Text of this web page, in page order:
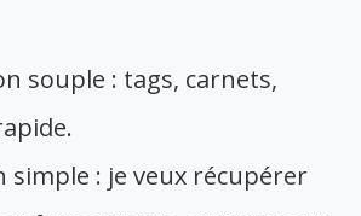
souple : tags, carnets,
simple : je veux récupérer